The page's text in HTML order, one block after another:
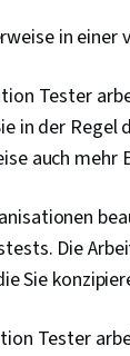
in einer
Tester
in der
auch
Die
Sie
Tester